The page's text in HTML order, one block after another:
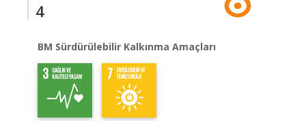
4
BM Sürdürülebilir Kalkınma Amaçları